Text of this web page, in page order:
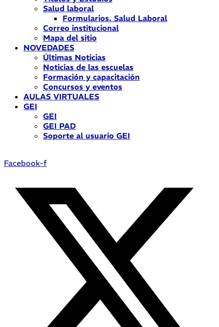
Salud laboral
Formularios. Salud Laboral
Correo institucional
Mapa del sitio
NOVEDADES
Últimas Noticias
Noticias de las escuelas
Formación y capacitación
Concursos y eventos
AULAS VIRTUALES
GEI
GEI
GEI PAD
Soporte al usuario GEI
Facebook-f